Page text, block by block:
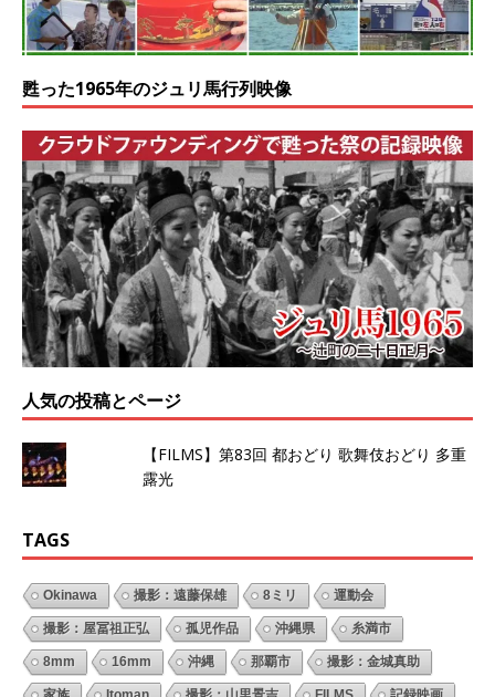
甦った1965年のジュリ馬行列映像
人気の投稿とページ
【FILMS】第83回 都おどり 歌舞伎おどり 多重
露光
TAGS
Okinawa 撮影：遠藤保雄 8ミリ 運動会
撮影：屋冨祖正弘 孤児作品 沖縄県 糸満市
8mm 16mm 沖縄 那覇市 撮影：金城真助